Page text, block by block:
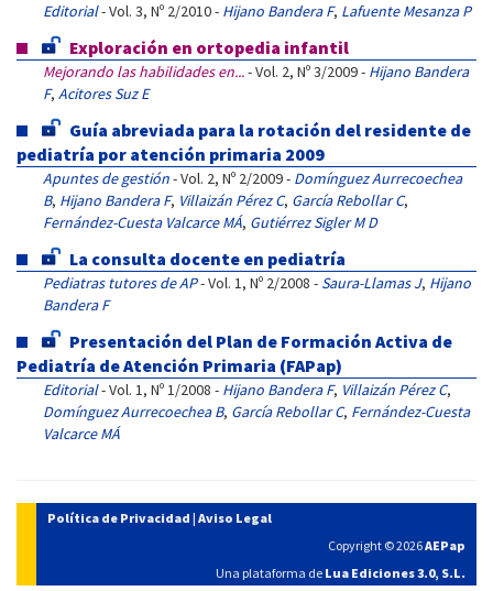
Editorial- Vol. 3, Nº 2/2010 - Hijano Bandera F, Lafuente Mesanza P
Exploración en ortopedia infantil
Mejorando las habilidades en...- Vol. 2, Nº 3/2009 - Hijano Bandera
F, Acitores Suz E
Guía abreviada para la rotación del residente de
pediatría por atención primaria 2009
Apuntes de gestión- Vol. 2, Nº 2/2009 - Domínguez Aurrecoechea
B, Hijano Bandera F, Villaizán Pérez C, García Rebollar C,
Fernández-Cuesta Valcarce MÁ, Gutiérrez Sigler M D
La consulta docente en pediatría
Pediatras tutores de AP- Vol. 1, Nº 2/2008 - Saura-Llamas J, Hijano
Bandera F
Presentación del Plan de Formación Activa de
Pediatría de Atención Primaria (FAPap)
Editorial- Vol. 1, Nº 1/2008 - Hijano Bandera F, Villaizán Pérez C,
Domínguez Aurrecoechea B, García Rebollar C, Fernández-Cuesta
Valcarce MÁ
Política de Privacidad | Aviso Legal
Copyright © 2026AEPap
Una plataforma de Lua Ediciones 3.0, S.L.